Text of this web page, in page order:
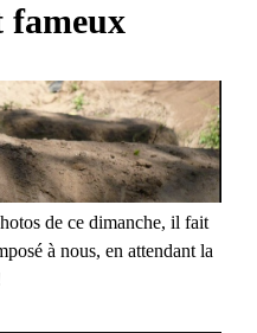
fameux
de ce dimanche, il fait
à nous, en attendant la